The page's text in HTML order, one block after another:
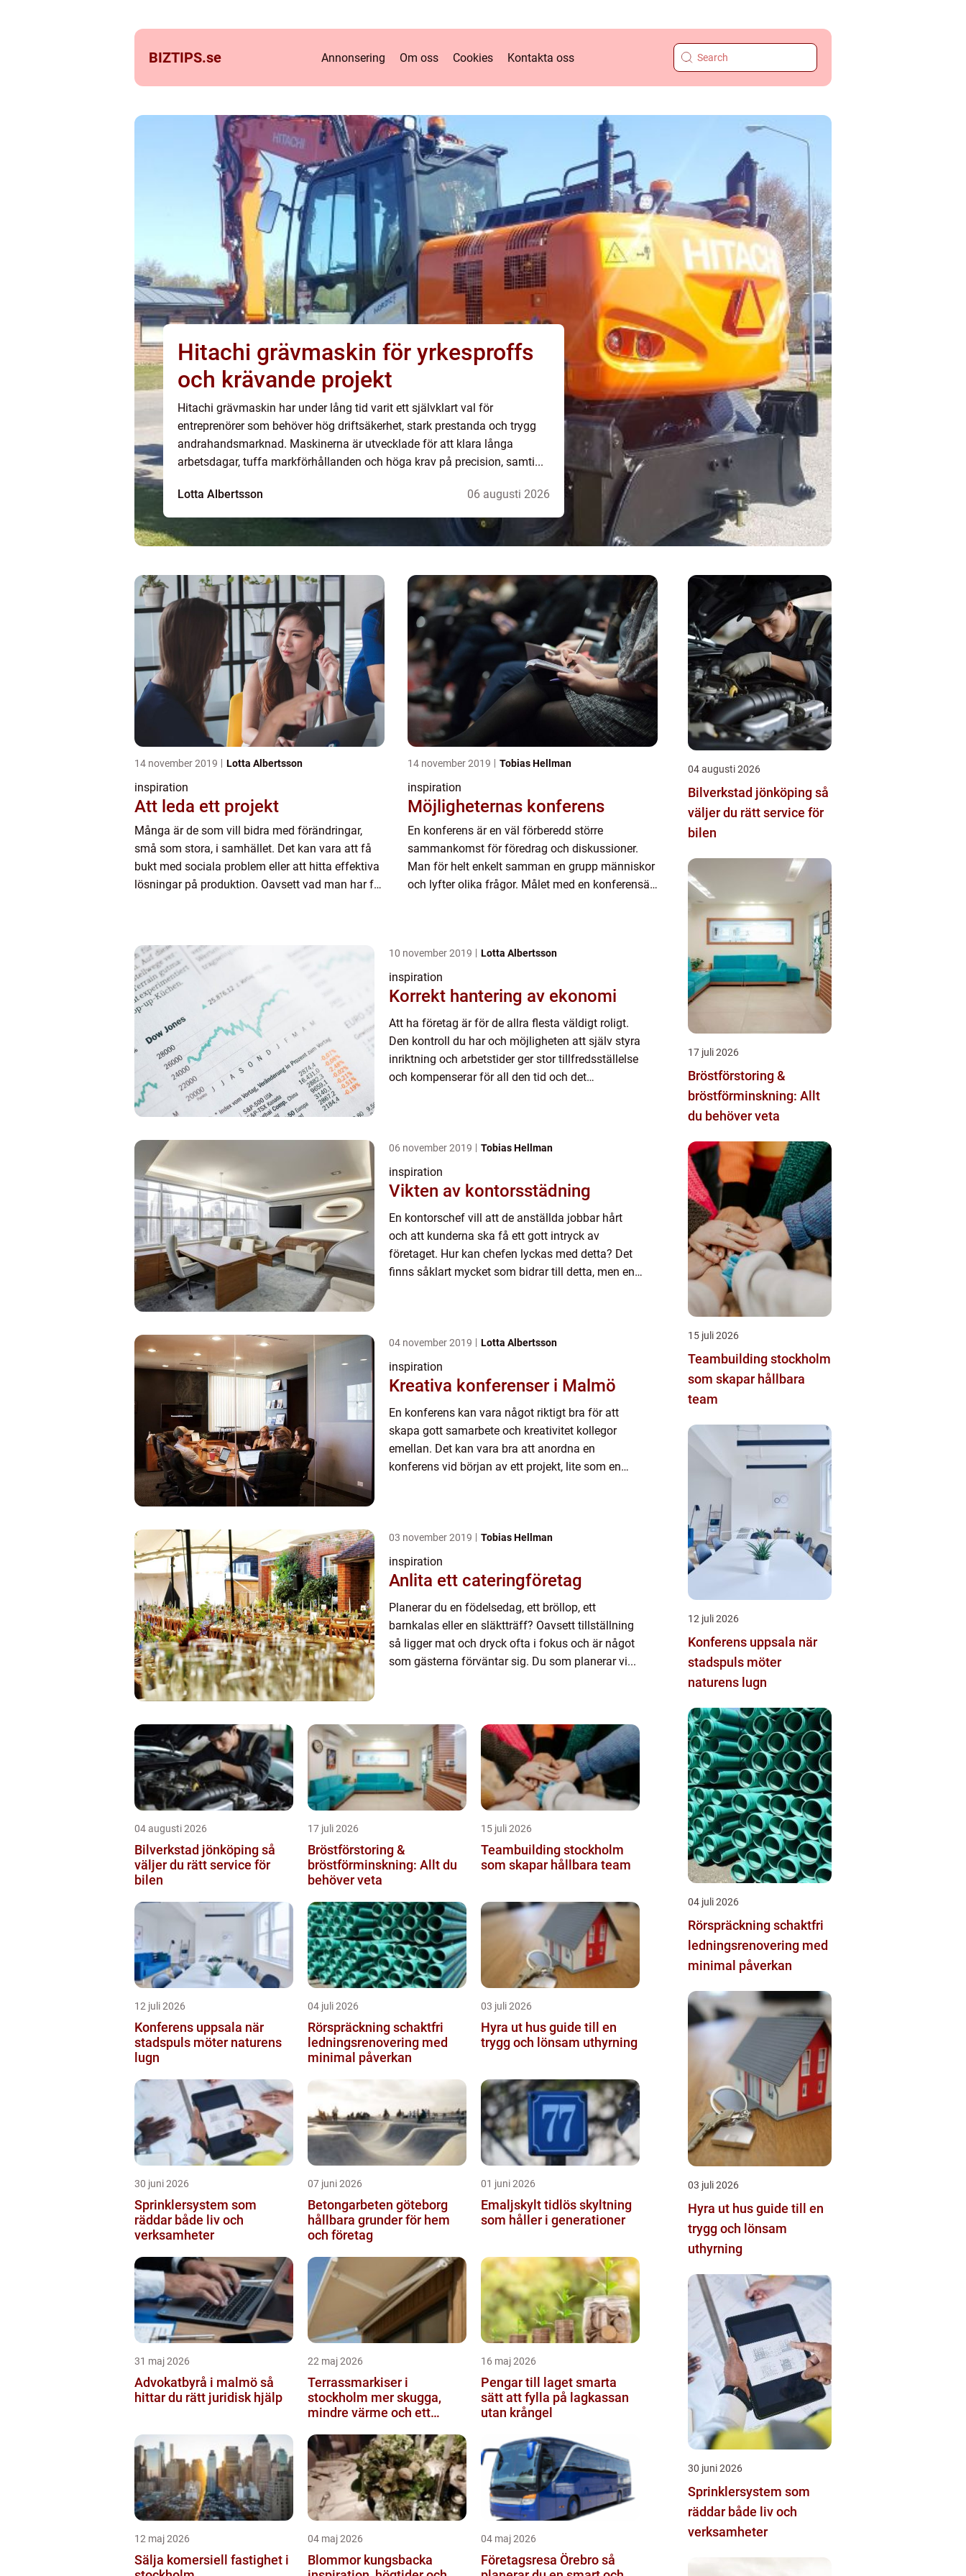
BIZTIPS.se Annonsering Om oss Cookies Kontakta oss
Hitachi grävmaskin för yrkesproffs
och krävande projekt
Hitachi grävmaskin har under lång tid varit ett självklart val för
entreprenörer som behöver hög driftsäkerhet, stark prestanda och trygg
andrahandsmarknad. Maskinerna är utvecklade för att klara långa
arbetsdagar, tuffa markförhållanden och höga krav på precision, samti...
Lotta Albertsson 06 augusti 2026
14 november 2019 Lotta Albertsson
inspiration
Att leda ett projekt
Många är de som vill bidra med förändringar,
små som stora, i samhället. Det kan vara att få
bukt med sociala problem eller att hitta effektiva
lösningar på produktion. Oavsett vad man har för
14 november 2019 Tobias Hellman
inspiration
Möjligheternas konferens
En konferens är en väl förberedd större
sammankomst för föredrag och diskussioner.
Man för helt enkelt samman en grupp människor
och lyfter olika frågor. Målet med en konferensär
10 november 2019 Lotta Albertsson
inspiration
Korrekt hantering av ekonomi
Att ha företag är för de allra flesta väldigt roligt.
Den kontroll du har och möjligheten att själv styra
inriktning och arbetstider ger stor tillfredsställelse
och kompenserar för all den tid och det
06 november 2019 Tobias Hellman
inspiration
Vikten av kontorsstädning
En kontorschef vill att de anställda jobbar hårt
och att kunderna ska få ett gott intryck av
företaget. Hur kan chefen lyckas med detta? Det
finns såklart mycket som bidrar till detta, men en
04 november 2019 Lotta Albertsson
inspiration
Kreativa konferenser i Malmö
En konferens kan vara något riktigt bra för att
skapa gott samarbete och kreativitet kollegor
emellan. Det kan vara bra att anordna en
konferens vid början av ett projekt, lite som en
03 november 2019 Tobias Hellman
inspiration
Anlita ett cateringföretag
Planerar du en födelsedag, ett bröllop, ett
barnkalas eller en släktträff? Oavsett tillställning
så ligger mat och dryck ofta i fokus och är något
som gästerna förväntar sig. Du som planerar vi...
04 augusti 2026
Bilverkstad jönköping så
väljer du rätt service för
bilen
17 juli 2026
Bröstförstoring &
bröstförminskning: Allt du
behöver veta
15 juli 2026
Teambuilding stockholm
som skapar hållbara team
12 juli 2026
Konferens uppsala när
stadspuls möter naturens
lugn
04 juli 2026
Rörspräckning schaktfri
ledningsrenovering med
minimal påverkan
03 juli 2026
Hyra ut hus guide till en
trygg och lönsam uthyrning
30 juni 2026
Sprinklersystem som
räddar både liv och
verksamheter
07 juni 2026
Betongarbeten göteborg
hållbara grunder för hem
och företag
01 juni 2026
Emaljskylt tidlös skyltning
som håller i generationer
31 maj 2026
Advokatbyrå i malmö så
hittar du rätt juridisk hjälp
22 maj 2026
Terrassmarkiser i
stockholm mer skugga,
mindre värme och ett
16 maj 2026
Pengar till laget smarta
sätt att fylla på lagkassan
utan krångel
12 maj 2026
Sälja komersiell fastighet i
04 maj 2026
Blommor kungsbacka
04 maj 2026
Företagsresa Örebro så
04 augusti 2026
Bilverkstad jönköping så
väljer du rätt service för
bilen
17 juli 2026
Bröstförstoring &
bröstförminskning: Allt
du behöver veta
15 juli 2026
Teambuilding stockholm
som skapar hållbara
team
12 juli 2026
Konferens uppsala när
stadspuls möter
naturens lugn
04 juli 2026
Rörspräckning schaktfri
ledningsrenovering med
minimal påverkan
03 juli 2026
Hyra ut hus guide till en
trygg och lönsam
uthyrning
30 juni 2026
Sprinklersystem som
räddar både liv och
verksamheter